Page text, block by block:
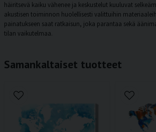
häiritsevä kaiku vähenee ja keskustelut kuuluvat
akustisen toiminnon huolellisesti valittuihin
painatukseen saat ratkaisun, joka parantaa sekä
tilan vaikutelmaa.
Samankaltaiset tuotteet